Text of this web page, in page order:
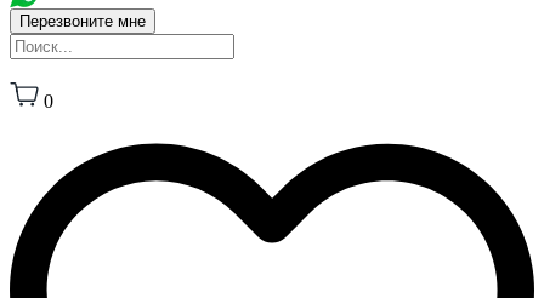
Перезвоните мне
0